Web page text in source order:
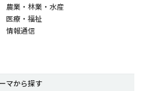
農業・林業・水産
医療・福祉
情報通信
マから探す